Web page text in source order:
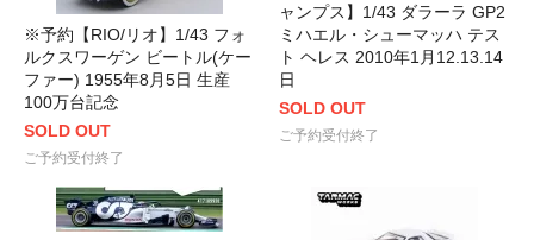
※予約【RIO/リオ】1/43 フォ
ルクスワーゲン ビートル(ケー
ファー) 1955年8月5日 生産
100万台記念
SOLD OUT
ご予約受付終了
ャンプス】1/43 ダラーラ GP2
ミハエル・シューマッハ テス
ト ヘレス 2010年1月12.13.14
日
SOLD OUT
ご予約受付終了